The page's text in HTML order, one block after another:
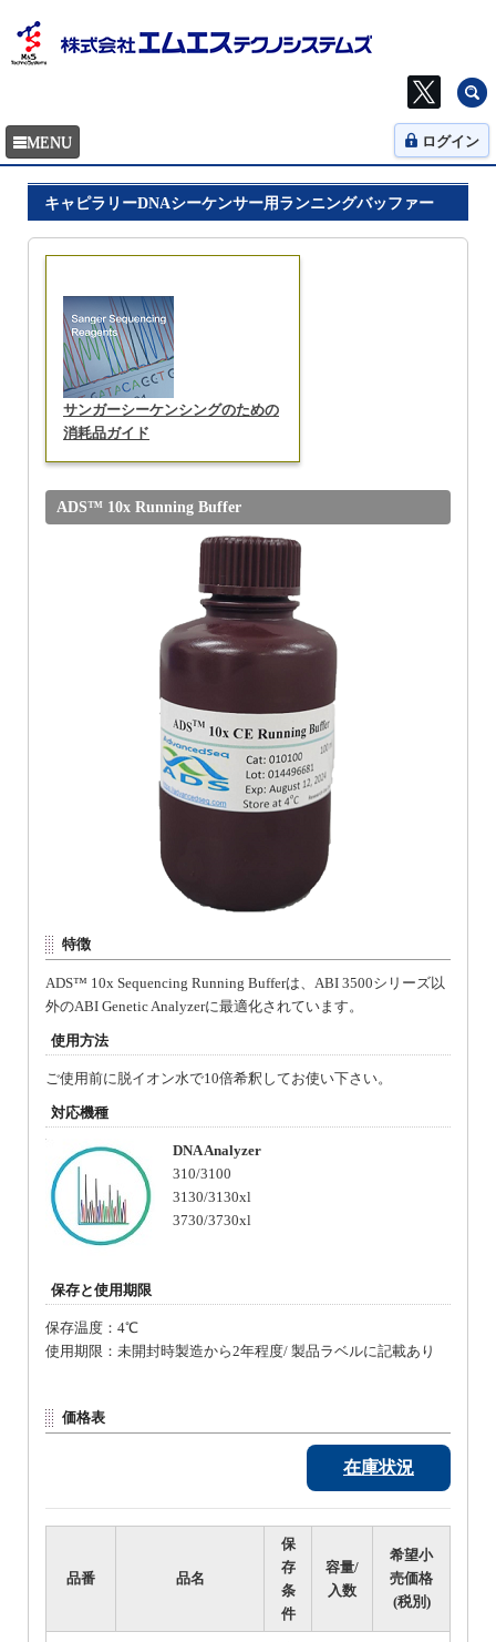
ログイン
キャピラリーDNAシーケンサー用ランニングバッファー
サンガーシーケンシングのための
消耗品ガイド
ADS™ 10x Running Buffer
特徴
ADS™ 10x Sequencing Running Bufferは、ABI 3500シリーズ以
外のABI Genetic Analyzerに最適化されています。
使用方法
ご使用前に脱イオン水で10倍希釈してお使い下さい。
対応機種
DNA Analyzer
310/3100
3130/3130xl
3730/3730xl
保存と使用期限
保存温度：4℃
使用期限：未開封時製造から2年程度/ 製品ラベルに記載あり
価格表
在庫状況
品番 品名
保
存
条
件
容量/
入数
希望小
売価格
(税別)